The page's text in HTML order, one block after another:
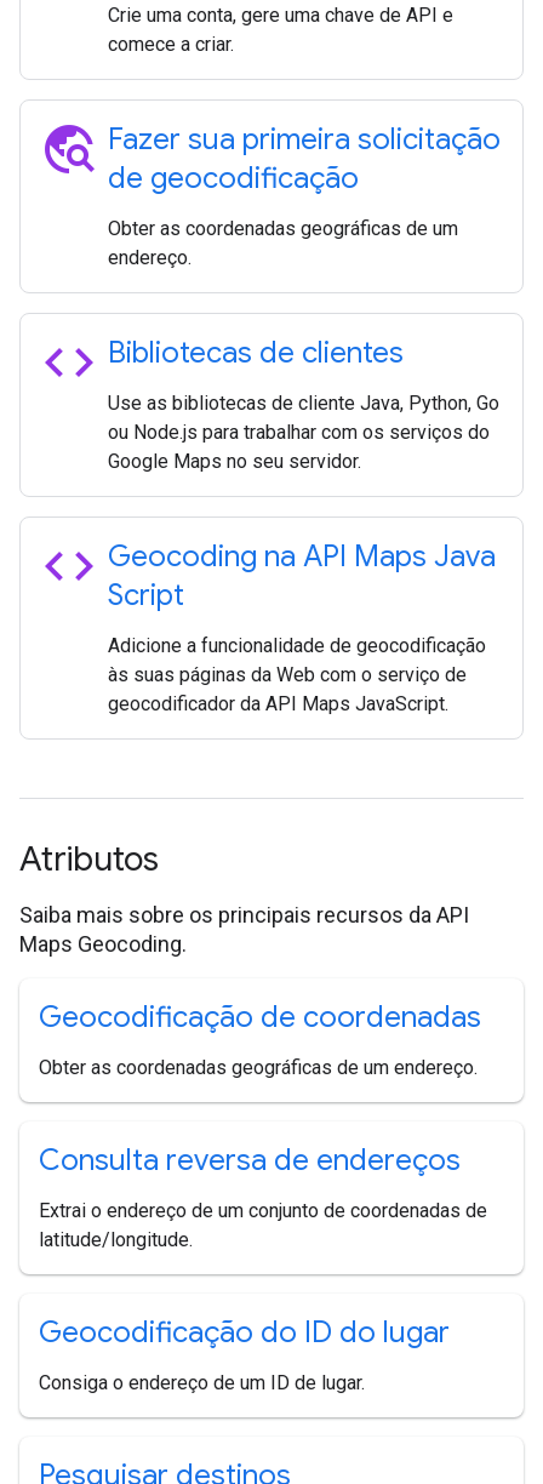
Crie uma conta, gere uma chave de API e
comece a criar.
travel_explore Fazer sua primeira solicitação
de geocodificação
Obter as coordenadas geográficas de um
endereço.
code Bibliotecas de clientes
Use as bibliotecas de cliente Java, Python, Go
ou Node.js para trabalhar com os serviços do
Google Maps no seu servidor.
code Geocoding na API Maps Java
Script
Adicione a funcionalidade de geocodificação
às suas páginas da Web com o serviço de
geocodificador da API Maps JavaScript.
Atributos
Saiba mais sobre os principais recursos da API
Maps Geocoding.
Geocodificação de coordenadas
Obter as coordenadas geográficas de um endereço.
Consulta reversa de endereços
Extrai o endereço de um conjunto de coordenadas de
latitude/longitude.
Geocodificação do ID do lugar
Consiga o endereço de um ID de lugar.
Pesquisar destinos